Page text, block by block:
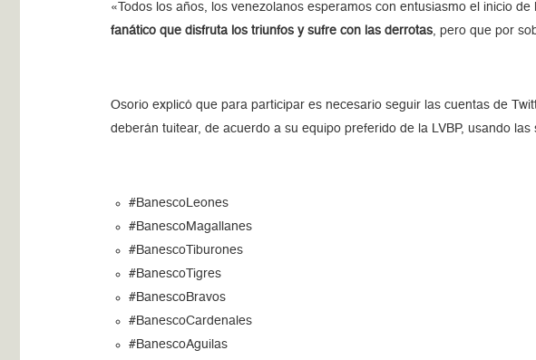
«Todos los años, los venezolanos esperamos con entusiasmo el inicio
fanático que disfruta los triunfos y sufre con las derrotas, pero que por
Osorio explicó que para participar es necesario seguir las cuentas de
deberán tuitear, de acuerdo a su equipo preferido de la LVBP, usando
#BanescoLeones
#BanescoMagallanes
#BanescoTiburones
#BanescoTigres
#BanescoBravos
#BanescoCardenales
#BanescoAguilas